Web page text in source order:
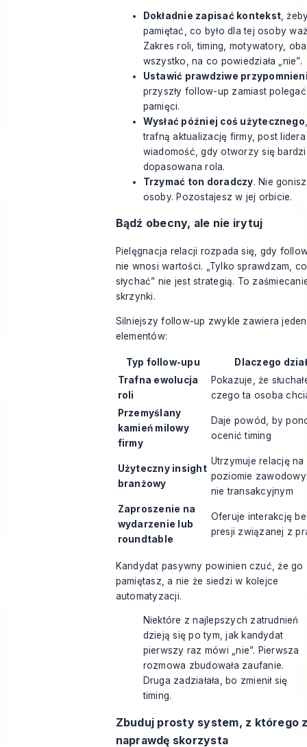
Dokładnie zapisać kontekst ,
pamiętać, co było dla tej osoby
Zakres roli, timing, motywatory,
wszystko, na co powiedziała „nie”.
Ustawić prawdziwe
przyszły follow-up zamiast
pamięci.
Wysłać później coś użytecznego
trafną aktualizację firmy, post
wiadomość, gdy otworzy się
dopasowana rola.
Trzymać ton doradczy. Nie
osoby. Pozostajesz w jej orbicie.
Bądź obecny, ale nie irytuj
Pielęgnacja relacji rozpada się, gdy
nie wnosi wartości. „Tylko sprawdzam, co
słychać” nie jest strategią. To
skrzynki.
Silniejszy follow-up zwykle zawiera
elementów:
Typ follow-upu
Dlaczego
Trafna ewolucja
roli
Pokazuje, że
czego ta osoba
Przemyślany
kamień milowy
firmy
Daje powód, by
ocenić timing
Użyteczny insight
branżowy
Utrzymuje relację na
poziomie
nie transakcyjnym
Zaproszenie na
wydarzenie lub
roundtable
Oferuje interakcję
presji związanej z
Kandydat pasywny powinien czuć, że go
pamiętasz, a nie że siedzi w kolejce
automatyzacji.
Niektóre z najlepszych zatrudnień
dzieją się po tym, jak kandydat
pierwszy raz mówi „nie”. Pierwsza
rozmowa zbudowała zaufanie.
Druga zadziałała, bo zmienił się
timing.
Zbuduj prosty system, z którego
naprawdę skorzysta